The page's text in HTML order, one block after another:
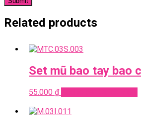
Related products
Set mũ bao tay bao
55.000 ₫